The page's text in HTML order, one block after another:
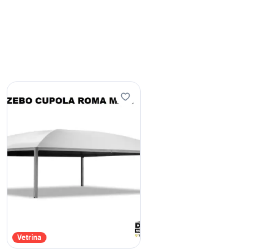
Vetrina